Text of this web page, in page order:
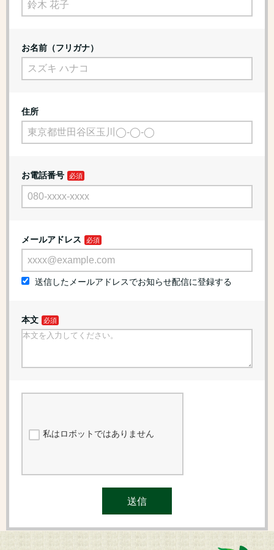
お名前（フリガナ）
住所
お電話番号
メールアドレス
送信したメールアドレスでお知らせ配信に登録する
本文
私はロボットではありません
送信